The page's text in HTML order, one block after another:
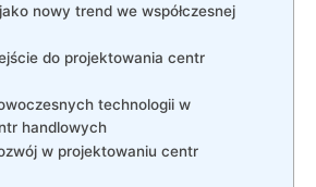
nowy trend we współczesnej​
do projektowania centr
‌technologii w
handlowych
w projektowaniu ‍centr​